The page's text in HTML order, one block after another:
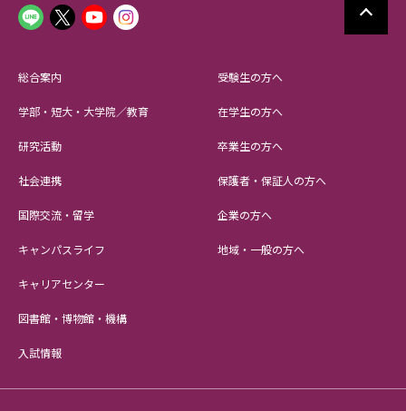
総合案内
学部・短大・大学院／教育
研究活動
社会連携
国際交流・留学
キャンパスライフ
キャリアセンター
図書館・博物館・機構
入試情報
受験生の方へ
在学生の方へ
卒業生の方へ
保護者・保証人の方へ
企業の方へ
地域・一般の方へ